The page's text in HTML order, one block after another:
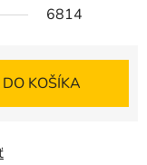
6814
DO KOŠÍKA